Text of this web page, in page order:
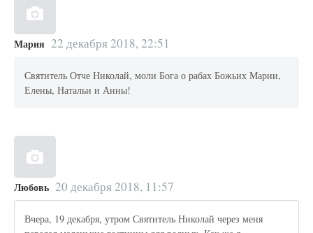
Мария 22 декабря 2018, 22:51
Святитель Отче Николай, моли Бога о рабах Божьих Марии,
Елены, Натальи и Анны!
Любовь 20 декабря 2018, 11:57
Вчера, 19 декабря, утром Святитель Николай через меня